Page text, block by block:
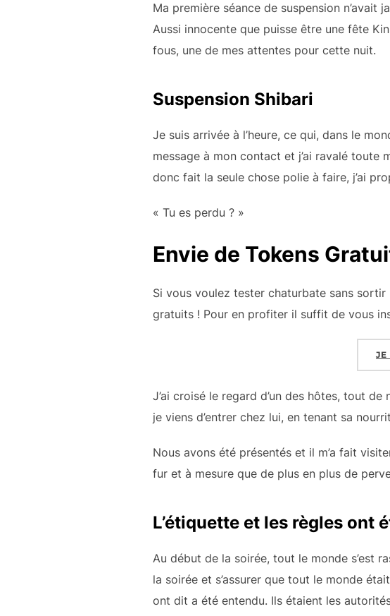
Ma première séance de suspension n’avait
Aussi innocente que puisse être une fête
fous, une de mes attentes pour cette nuit.
Suspension Shibari
Je suis arrivée à l’heure, ce qui, dans le
message à mon contact et j’ai ravalé toute
donc fait la seule chose polie à faire, j’ai
« Tu es perdu ? »
Envie de Tokens
Si vous voulez tester chaturbate sans
gratuits ! Pour en profiter il suffit de vous
JE
J’ai croisé le regard d’un des hôtes, tout
je viens d’entrer chez lui, en tenant sa
Nous avons été présentés et il m’a fait
fur et à mesure que de plus en plus de
L’étiquette et les règles ont
Au début de la soirée, tout le monde s’est
la soirée et s’assurer que tout le monde
ont dit a été entendu. Ils étaient les